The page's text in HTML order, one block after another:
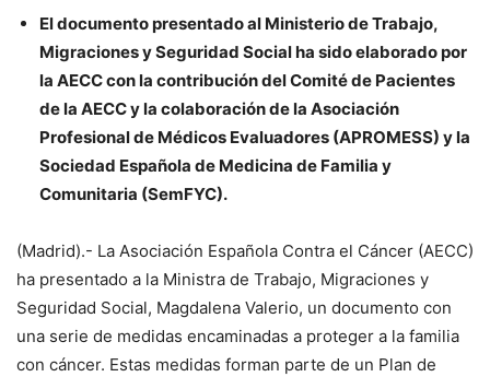
El documento presentado al Ministerio de Trabajo,
Migraciones y Seguridad Social ha sido elaborado por
la AECC con la contribución del Comité de Pacientes
de la AECC y la colaboración de la Asociación
Profesional de Médicos Evaluadores (APROMESS) y la
Sociedad Española de Medicina de Familia y
Comunitaria (SemFYC).
(Madrid).- La Asociación Española Contra el Cáncer (AECC)
ha presentado a la Ministra de Trabajo, Migraciones y
Seguridad Social, Magdalena Valerio, un documento con
una serie de medidas encaminadas a proteger a la familia
con cáncer. Estas medidas forman parte de un Plan de